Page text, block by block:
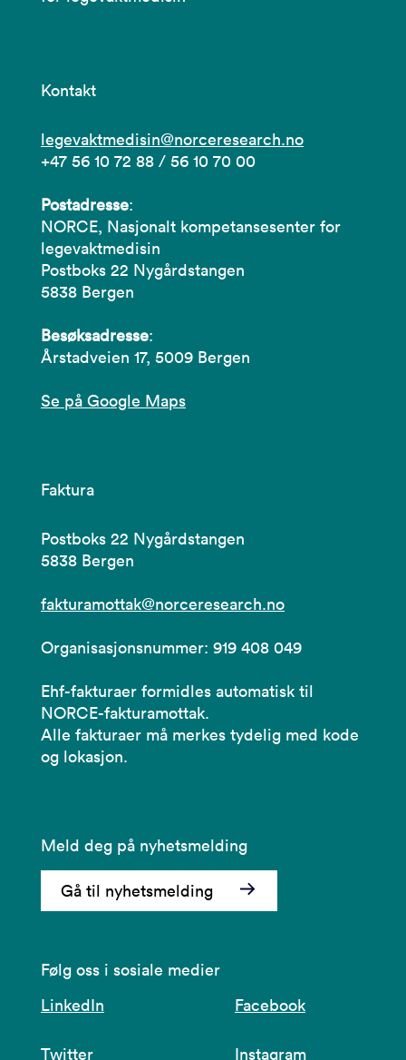
Kontakt
legevaktmedisin@norceresearch.no
+47 56 10 72 88 / 56 10 70 00
Postadresse:
NORCE, Nasjonalt kompetansesenter for
legevaktmedisin
Postboks 22 Nygårdstangen
5838 Bergen
Besøksadresse:
Årstadveien 17, 5009 Bergen
Se på Google Maps
Faktura
Postboks 22 Nygårdstangen
5838 Bergen
fakturamottak@norceresearch.no
Organisasjonsnummer: 919 408 049
Ehf-fakturaer formidles automatisk til
NORCE-fakturamottak.
Alle fakturaer må merkes tydelig med kode
og lokasjon.
Meld deg på nyhetsmelding
Gå til nyhetsmelding
Følg oss i sosiale medier
LinkedIn
Facebook
Twitter Instagram